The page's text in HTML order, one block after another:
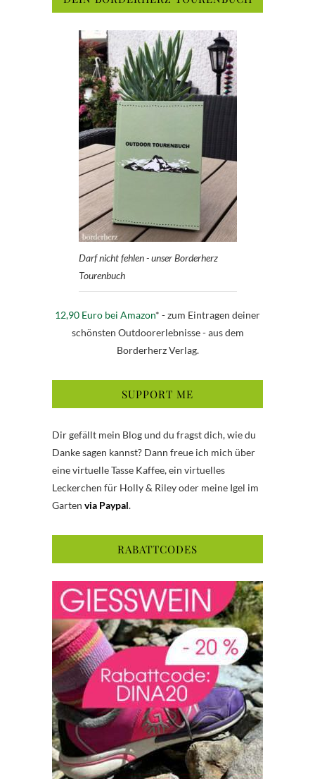
Darf nicht fehlen - unser Borderherz
Tourenbuch
12,90 Euro bei Amazon* - zum Eintragen deiner
schönsten Outdoorerlebnisse - aus dem
Borderherz Verlag.
SUPPORT ME
Dir gefällt mein Blog und du fragst dich, wie du
Danke sagen kannst? Dann freue ich mich über
eine virtuelle Tasse Kaffee, ein virtuelles
Leckerchen für Holly & Riley oder meine Igel im
Garten via Paypal.
RABATTCODES